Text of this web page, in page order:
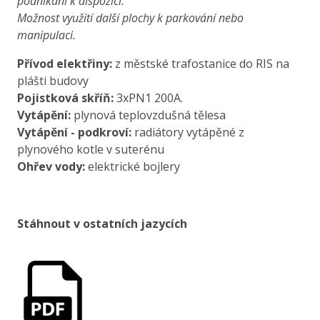
Možnost využití další plochy k parkování nebo
manipulaci.
Přívod elektřiny: z městské trafostanice do RIS na
plášti budovy
Pojistková skříň:3xPN1 200A.
Vytápění: plynová teplovzdušná tělesa
Vytápění - podkroví: radiátory vytápěné z
plynového kotle v suterénu
Ohřev vody:elektrické bojlery
Stáhnout v ostatních jazycích